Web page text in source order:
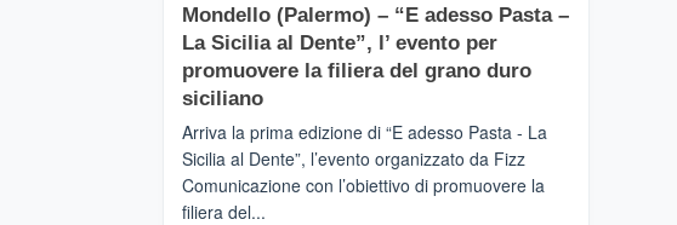
messaggi
di
CASTIGLIONE
DI
SICILIA
(Ct)
Il
Borgo
del
Mondello (Palermo) – “E adesso Pasta –
La Sicilia al Dente”, l’ evento per
promuovere la filiera del grano duro
siciliano
Arriva la prima edizione di “E adesso Pasta - La
Sicilia al Dente”, l’evento organizzato da Fizz
Comunicazione con l’obiettivo di promuovere la
filiera del...